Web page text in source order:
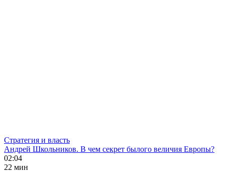
Стратегия и власть
Андрей Школьников. В чем секрет былого величия Европы?
02:04
22 мин